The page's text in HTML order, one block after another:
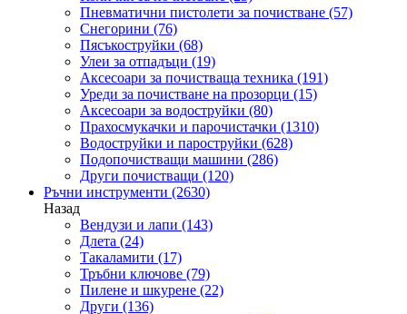
Пневматични пистолети за почистване (57)
Снегорини (76)
Пясъкоструйки (68)
Улеи за отпадъци (19)
Аксесоари за почистваща техника (191)
Уреди за почистване на прозорци (15)
Аксесоари за водоструйки (80)
Прахосмукачки и парочистачки (1310)
Водоструйки и пароструйки (628)
Подопочистващи машини (286)
Други почистващи (120)
Ръчни инструменти (2630)
Назад
Вендузи и лапи (143)
Длета (24)
Такаламити (17)
Тръбни ключове (79)
Пилене и шкурене (22)
Други (136)